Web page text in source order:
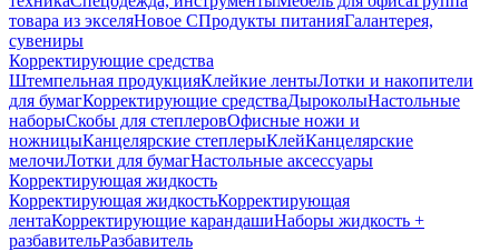
товара из экселяНовое СПродукты питанияГалантерея,
сувениры
Корректирующие средства
Штемпельная продукцияКлейкие лентыЛотки и накопители
для бумагКорректирующие средстваДыроколыНастольные
наборыСкобы для степлеровОфисные ножи и
ножницыКанцелярские степлерыКлейКанцелярские
мелочиЛотки для бумагНастольные аксессуары
Корректирующая жидкость
Корректирующая жидкостьКорректирующая
лентаКорректирующие карандашиНаборы жидкость +
разбавительРазбавитель